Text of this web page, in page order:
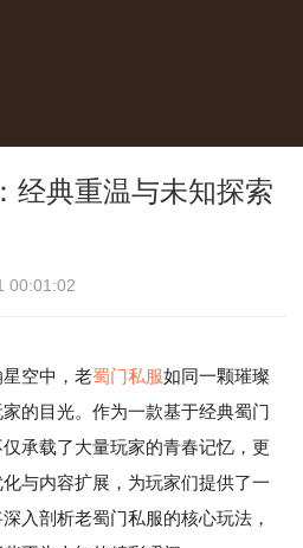
经典重温与未知探索
00:01:02
空中，老蜀门私服如同一颗璀璨
的目光。作为一款基于经典蜀门
承载了大量玩家的青春记忆，更
与内容扩展，为玩家们提供了一
入剖析老蜀门私服的核心玩法，